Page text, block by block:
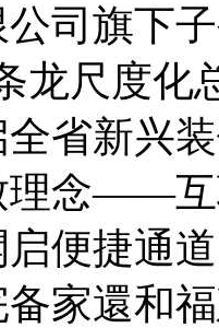
司旗下
龙尺度化
省新兴
理念——互
便捷通
备家還和